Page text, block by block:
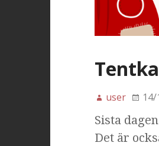
user
Sista
Det är